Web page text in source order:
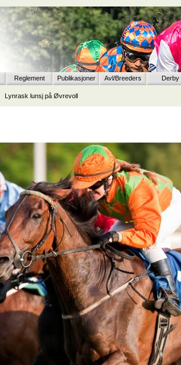
Reglement Publikasjoner Avl/Breeders Derby
Lynrask lunsj på Øvrevoll